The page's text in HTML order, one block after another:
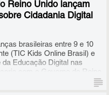
Reino Unido lançam
Cidadania Digital
brasileiras entre 9 e 10
(TIC Kids Online Brasil) e
da Educação Digital nas
com o Governo do Reino
novo recurso educacional